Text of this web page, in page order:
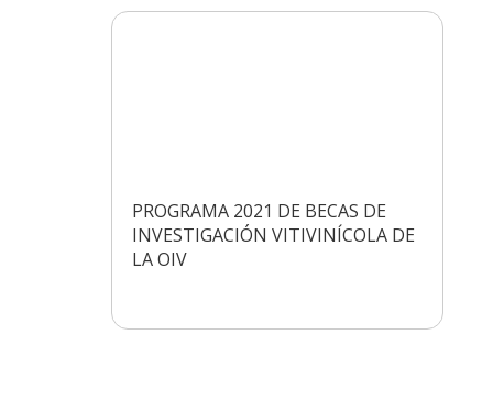
PROGRAMA 2021 DE BECAS DE
INVESTIGACIÓN VITIVINÍCOLA DE
LA OIV